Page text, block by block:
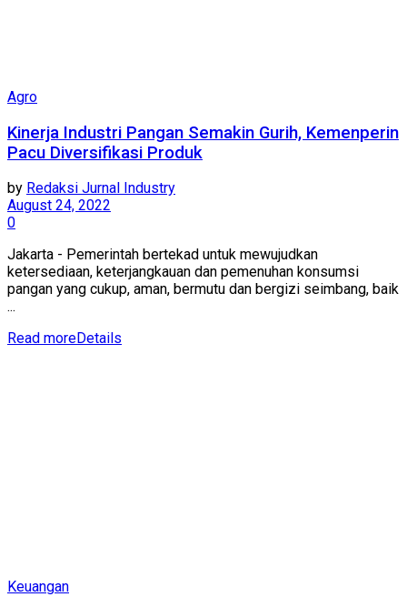
Agro
Kinerja Industri Pangan Semakin Gurih, Kemenperin
Pacu Diversifikasi Produk
by Redaksi Jurnal Industry
August 24, 2022
0
Jakarta - Pemerintah bertekad untuk mewujudkan
ketersediaan, keterjangkauan dan pemenuhan konsumsi
pangan yang cukup, aman, bermutu dan bergizi seimbang, baik
...
Read moreDetails
Keuangan